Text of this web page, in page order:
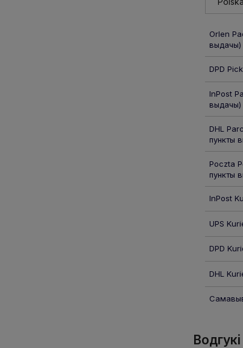
Orlen
выдачы)
DPD
InPost
выдачы)
DHL
пункты
Poczta
пункты
InPost
UPS
DPD
DHL